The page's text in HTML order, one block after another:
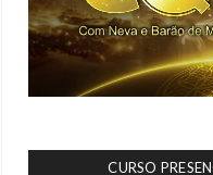
CURSO